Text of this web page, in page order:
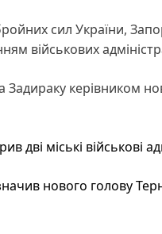
сил України,
військових
керівником
дві міські військові
нового голову